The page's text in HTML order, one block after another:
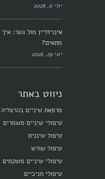
יולי 6, 2026
אינויזליין מול גשר:
מתאים?
יוני 29, 2026
ניווט באתר
מרפאת שיניים
טיפולי שיניים משמרים
טיפול שיננית
טיפול שורש
טיפולי שיניים משקמים
טיפולי חניכיים